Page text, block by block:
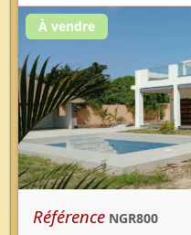
À vendre
Référence NGR800